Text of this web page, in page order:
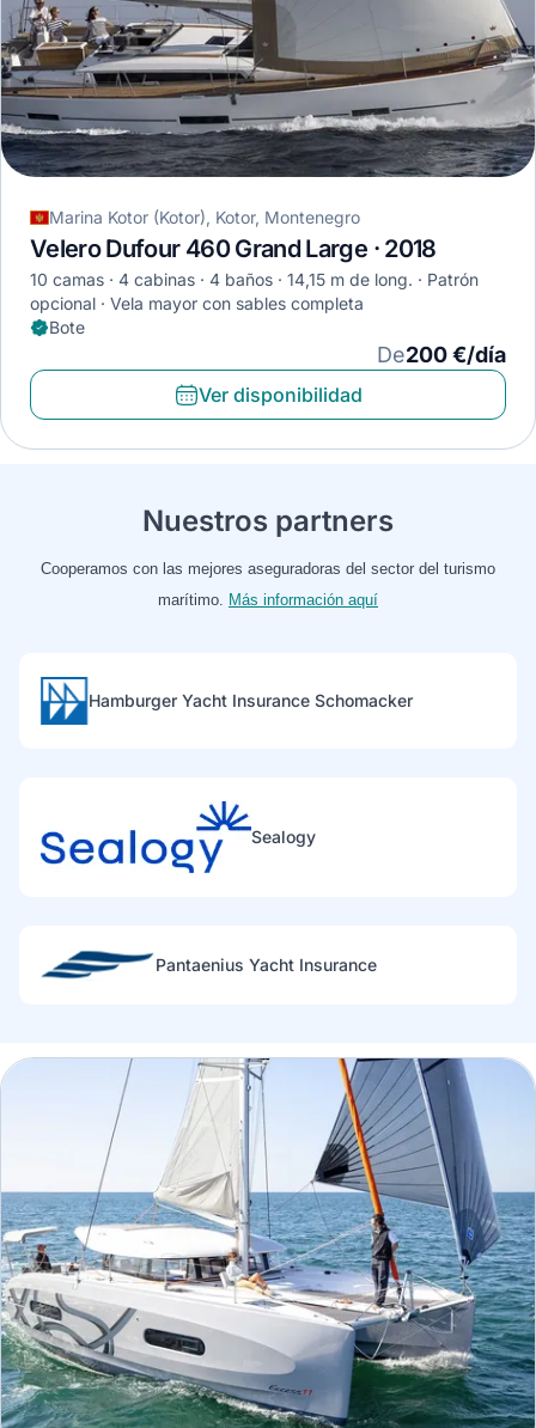
Marina Kotor (Kotor), Kotor, Montenegro
Velero Dufour 460 Grand Large · 2018
10 camas 4 cabinas 4 baños 14,15 m de long.
Patrón
opcional
Vela mayor con sables completa
Bote
De200 €/día
Ver disponibilidad
Nuestros partners
Cooperamos con las mejores aseguradoras del sector del turismo
marítimo. Más información aquí
Hamburger Yacht Insurance Schomacker
Sealogy
Pantaenius Yacht Insurance